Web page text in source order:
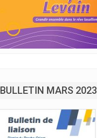
BULLETIN MARS 2023